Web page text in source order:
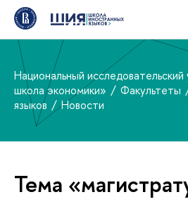
Национальный
школа экономики»
Факультеты
языков
Новости
Тема